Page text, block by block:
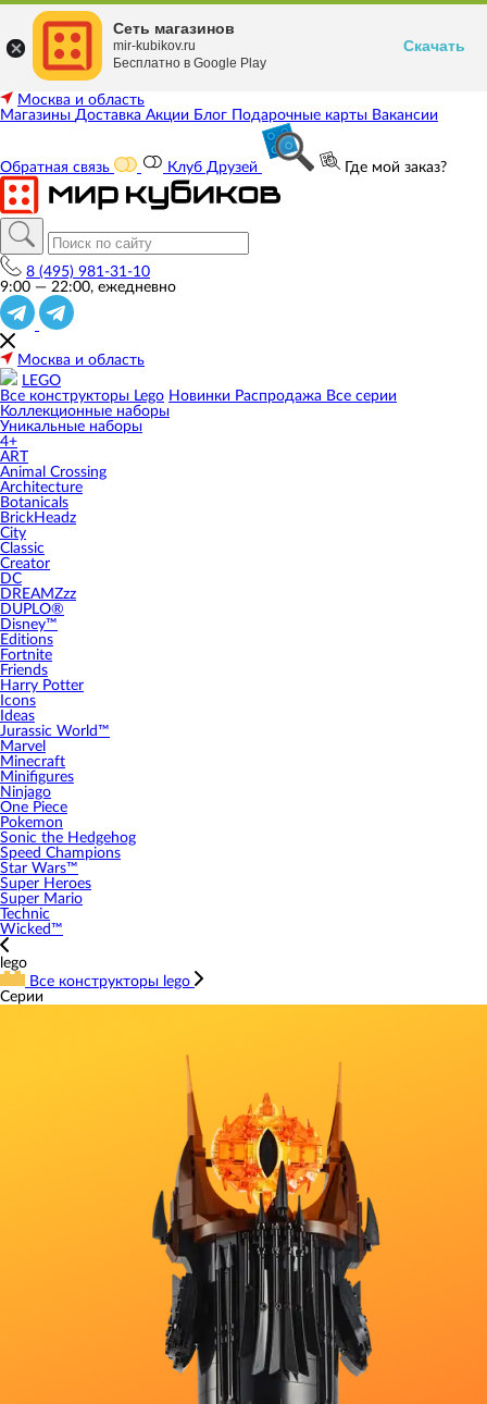
Москва и область
Магазины Доставка Акции Блог Подарочные карты Вакансии
Обратная связь Клуб Друзей Где мой заказ?
8 (495) 981-31-10
9:00 — 22:00, ежедневно
Москва и область
LEGO
Все конструкторы Lego Новинки Распродажа Все серии
Коллекционные наборы
Уникальные наборы
4+
ART
Animal Crossing
Architecture
Botanicals
BrickHeadz
City
Classic
Creator
DC
DREAMZzz
DUPLO®
Disney™
Editions
Fortnite
Friends
Harry Potter
Icons
Ideas
Jurassic World™
Marvel
Minecraft
Minifigures
Ninjago
One Piece
Pokemon
Sonic the Hedgehog
Speed Champions
Star Wars™
Super Heroes
Super Mario
Technic
Wicked™
lego
Все конструкторы lego
Серии
Сеть магазинов
mir-kubikov.ru
Бесплатно в Google Play
Скачать